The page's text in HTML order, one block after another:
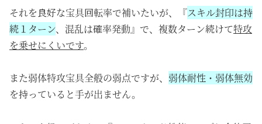
それを良好な宝具回転率で補いたいが、『スキル封印は持
続１ターン、混乱は確率発動』で、複数ターン続けて特攻
を乗せにくいです。
また弱体特攻宝具全般の弱点ですが、 弱体耐性・弱体無効
を持っていると手が出ません。